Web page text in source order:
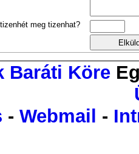
meg tizenhat?
Baráti Köre
- Webmail -